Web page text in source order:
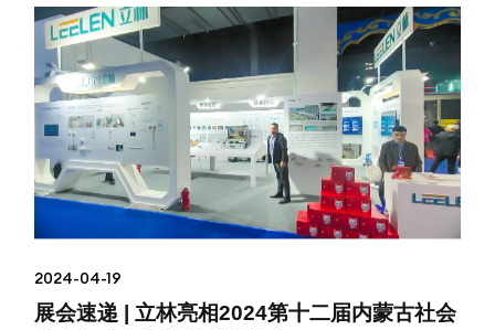
2022
2021
2020
2024-04-19
展会速递 | 立林亮相2024第十二届内蒙古社会